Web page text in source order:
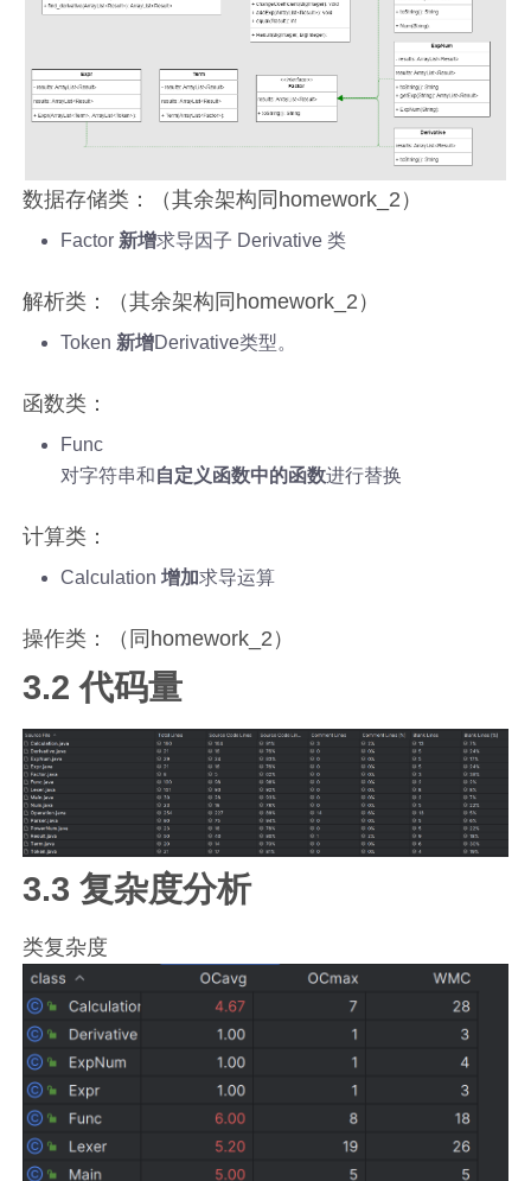
数据存储类：（其余架构同homework_2）
Factor 新增求导因子 Derivative 类
解析类：（其余架构同homework_2）
Token 新增Derivative类型。
函数类：
Func
对字符串和自定义函数中的函数进行替换
计算类：
Calculation增加求导运算
操作类：（同homework_2）
3.2 代码量
3.3 复杂度分析
类复杂度